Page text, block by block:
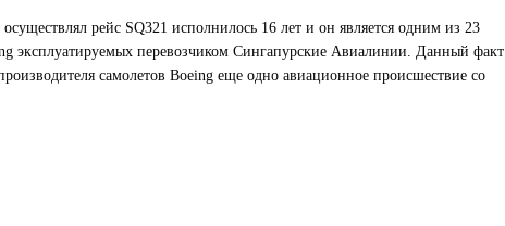
рейс SQ321 исполнилось 16 лет и он является одним из 23
эксплуатируемых перевозчиком Сингапурские Авиалинии. Данный факт
самолетов Boeing еще одно авиационное происшествие со